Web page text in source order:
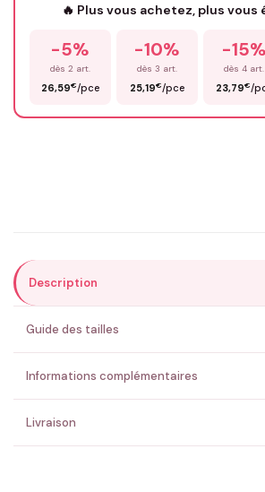
Prénom*
ENVOYER MA
💚 Retour sous 24-48h🇫🇷 Flocage en France✅
🔥 Plus vous achetez, plus vous
-5%
dès 2 art.
26,59€/pce
-10%
dès 3 art.
25,19€/pce
-15%
dès 4 art.
23,79€/
Description
Guide des tailles
Informations complémentaires
Livraison